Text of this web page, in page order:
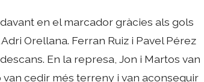
en el marcador gràcies als gols
Orellana. Ferran Ruiz i Pavel Pérez
En la represa, Jon i Martos van
cedir més terreny i van aconseguir